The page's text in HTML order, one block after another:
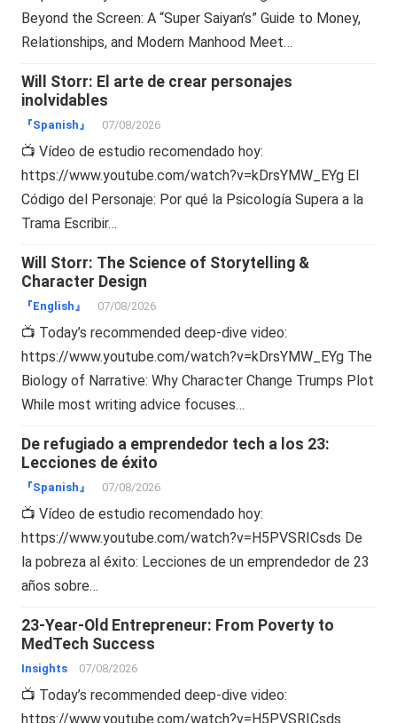
Beyond the Screen: A “Super Saiyan’s” Guide to Money,
Relationships, and Modern Manhood Meet…
Will Storr: El arte de crear personajes
inolvidables
『Spanish』 07/08/2026
📺 Vídeo de estudio recomendado hoy:
https://www.youtube.com/watch?v=kDrsYMW_EYg El
Código del Personaje: Por qué la Psicología Supera a la
Trama Escribir…
Will Storr: The Science of Storytelling &
Character Design
『English』 07/08/2026
📺 Today’s recommended deep-dive video:
https://www.youtube.com/watch?v=kDrsYMW_EYg The
Biology of Narrative: Why Character Change Trumps Plot
While most writing advice focuses…
De refugiado a emprendedor tech a los 23:
Lecciones de éxito
『Spanish』 07/08/2026
📺 Vídeo de estudio recomendado hoy:
https://www.youtube.com/watch?v=H5PVSRICsds De
la pobreza al éxito: Lecciones de un emprendedor de 23
años sobre…
23-Year-Old Entrepreneur: From Poverty to
MedTech Success
Insights 07/08/2026
📺 Today’s recommended deep-dive video:
https://www.youtube.com/watch?v=H5PVSRICsds